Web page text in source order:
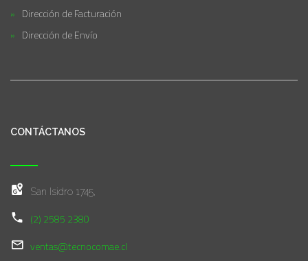
Dirección de Facturación
Dirección de Envío
CONTÁCTANOS
San Isidro 1745,
(2) 2585 2380
ventas@tecnocomae.cl